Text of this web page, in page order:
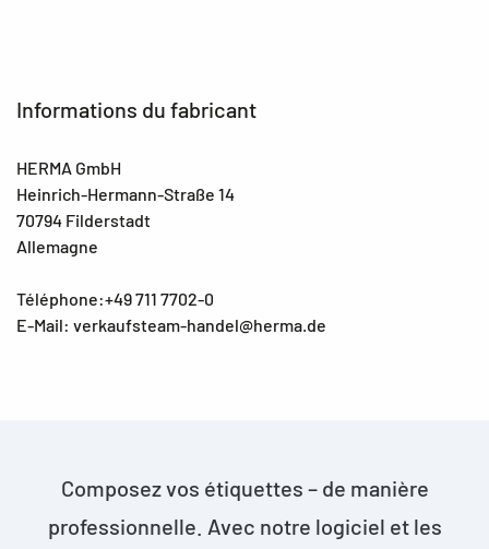
Informations du fabricant
HERMA GmbH
Heinrich-Hermann-Straße 14
70794 Filderstadt
Allemagne
Téléphone:+49 711 7702-0
E-Mail: verkaufsteam-handel@herma.de
Composez vos étiquettes – de manière
professionnelle. Avec notre logiciel et les